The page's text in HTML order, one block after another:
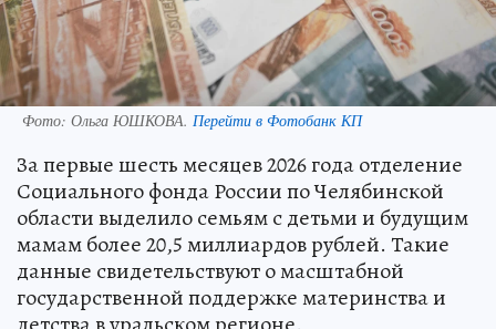
Фото: Ольга ЮШКОВА. Перейти в Фотобанк КП
За первые шесть месяцев 2026 года отделение
Социального фонда России по Челябинской
области выделило семьям с детьми и будущим
мамам более 20,5 миллиардов рублей. Такие
данные свидетельствуют о масштабной
государственной поддержке материнства и